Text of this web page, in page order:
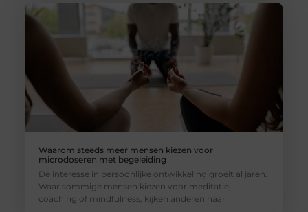
Waarom steeds meer mensen kiezen voor
microdoseren met begeleiding
De interesse in persoonlijke ontwikkeling groeit al jaren.
Waar sommige mensen kiezen voor meditatie,
coaching of mindfulness, kijken anderen naar